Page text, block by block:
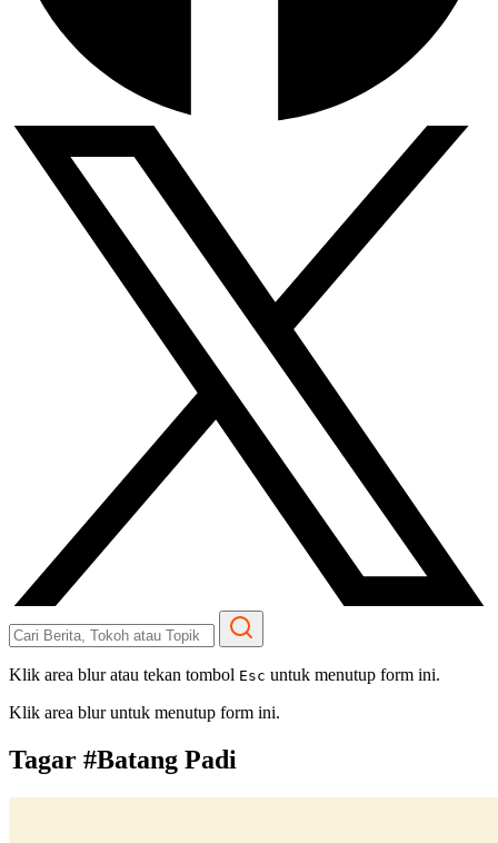
Klik area blur atau tekan tombol Esc untuk menutup form ini.
Klik area blur untuk menutup form ini.
Tagar #Batang Padi